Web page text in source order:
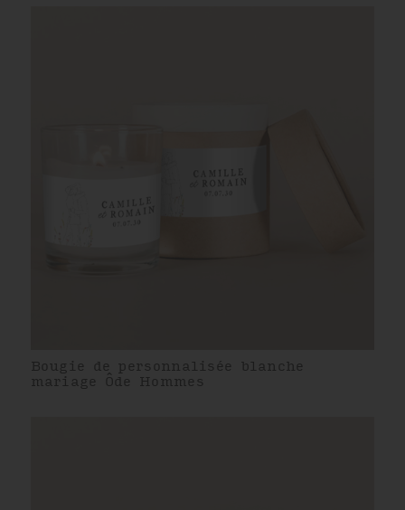
Bougie de personnalisée blanche
mariage Ôde Hommes